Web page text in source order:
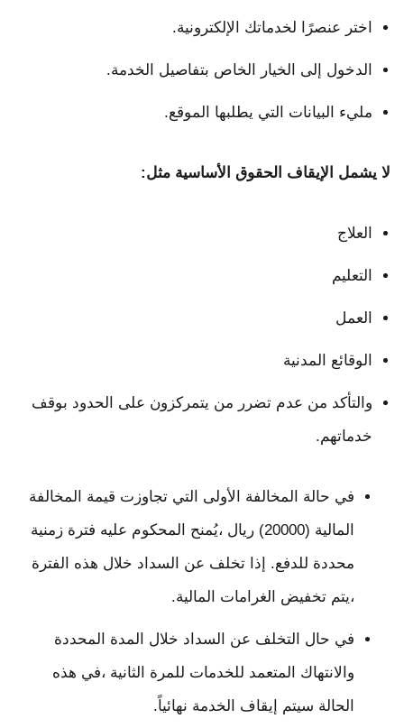
اختر عنصرًا لخدماتك الإلكترونية.
الدخول إلى الخيار الخاص بتفاصيل الخدمة.
مليء البيانات التي يطلبها الموقع.
لا يشمل الإيقاف الحقوق الأساسية مثل:
العلاج
التعليم
العمل
الوقائع المدنية
والتأكد من عدم تضرر من يتمركزون على الحدود بوقف
خدماتهم.
في حالة المخالفة الأولى التي تجاوزت قيمة المخالفة
المالية (20000) ريال ،يُمنح المحكوم عليه فترة زمنية
محددة للدفع. إذا تخلف عن السداد خلال هذه الفترة
،يتم تخفيض الغرامات المالية.
في حال التخلف عن السداد خلال المدة المحددة
والانتهاك المتعمد للخدمات للمرة الثانية ،في هذه
الحالة سيتم إيقاف الخدمة نهائياً.